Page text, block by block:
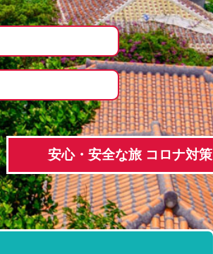
安心・安全な旅 コロナ対策